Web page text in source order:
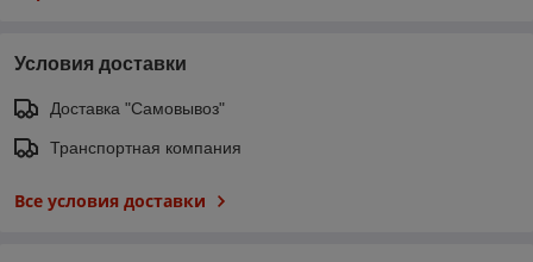
Условия доставки
Доставка "Самовывоз"
Транспортная компания
Все условия доставки